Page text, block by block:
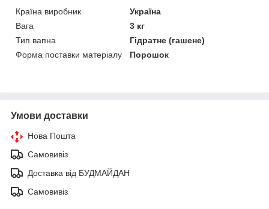
Країна виробник
Україна
Вага
3 кг
Тип вапна
Гідратне (гашене)
Форма поставки матеріалу
Порошок
Умови доставки
Нова Пошта
Самовивіз
Доставка від БУДМАЙДАН
Самовивіз